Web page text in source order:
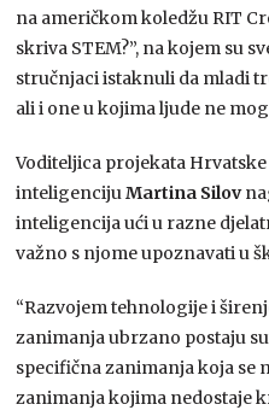
na američkom koledžu RIT
skriva STEM?”, na kojem su
stručnjaci istaknuli da mladi
ali i one u kojima ljude ne
Voditeljica projekata
inteligencijuMartina Silov
inteligencija ući u razne
važno s njome upoznavati u
“Razvojem tehnologije i
zanimanja ubrzano postaju
specifična zanimanja koja se
zanimanja kojima nedostaje